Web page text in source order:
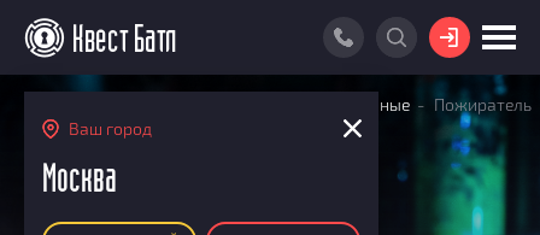
Ваш город
Москва
ВОЙТИ
Квесты детективные
Пожиратель
душ